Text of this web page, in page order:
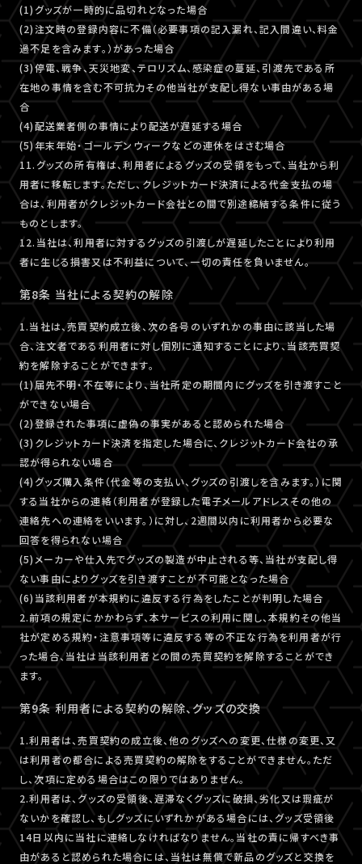
(1)グッズが一時的に品切れとなった場合
(2)注文時の登録内容に不備（必要事項の記入漏れ、記入間違い、料金
過不足を含みます。）があった場合
(3)停電、戦争、天災地変、テロリズム、感染症の蔓延、引渡先である所
在地の事情を含む不可抗力その他当社が支配し得ない事由がある場
合
(4)配送業者側の事情により配送が遅延する場合
(5)年末年始・ゴールデンウィークなどの連休をはさむ場合
11.グッズの所有権は、利用者によるグッズの受領をもって、当社から利
用者に移転します。ただし、クレジットカード決済による代金支払の場
合は、利用者がクレジットカード会社との間で別途締結する条件に従う
ものとします。
12.当社は、利用者に対するグッズの引渡しが遅延したことにより利用
者に生じる損害又は不利益について、一切の責任を負いません。
第8条 当社による契約の解除
1.当社は、売買契約成立後、次の各号のいずれかの事由に該当した場
合、注文者である利用者に対し個別に通知することにより、当該売買契
約を解除することができます。
(1)届先不明・不在等により、当社所定の期間内にグッズを引き渡すこと
ができない場合
(2)登録された事項に虚偽の事実があると認められた場合
(3)クレジットカード決済を指定した場合に、クレジットカード会社の承
認が得られない場合
(4)グッズ購入条件（代金等の支払い、グッズの引渡しを含みます。）に関
する当社からの連絡（利用者が登録した電子メールアドレスその他の
連絡先への連絡をいいます。）に対し、2週間以内に利用者から必要な
回答を得られない場合
(5)メーカーや仕入先でグッズの製造が中止される等、当社が支配し得
ない事由によりグッズを引き渡すことが不可能となった場合
(6)当該利用者が本規約に違反する行為をしたことが判明した場合
2.前項の規定にかかわらず、本サービスの利用に関し、本規約その他当
社が定める規約・注意事項等に違反する等の不正な行為を利用者が行
った場合、当社は当該利用者との間の売買契約を解除することができ
ます。
第9条 利用者による契約の解除、グッズの交換
1.利用者は、売買契約の成立後、他のグッズへの変更、仕様の変更、又
は利用者の都合による売買契約の解除をすることができません。ただ
し、次項に定める場合はこの限りではありません。
2.利用者は、グッズの受領後、遅滞なくグッズに破損、劣化又は瑕疵が
ないかを確認し、もしグッズにいずれかがある場合には、グッズ受領後
14日以内に当社に連絡しなければなりません。当社の責に帰すべき事
由があると認められた場合には、当社は無償で新品のグッズと交換を